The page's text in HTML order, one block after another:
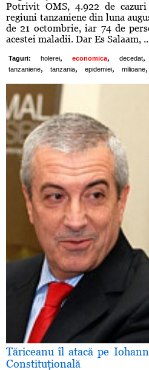
Potrivit OMS, 4.922 de
regiuni tanzaniene din luna
de 21 octombrie, iar 74 de
acestei maladii. Dar Es Salaam,
Taguri: holerei, economica, decedat,
tanzaniene, tanzania, epidemiei, milioane,
Tăriceanu îl atacă pe
Constituţională